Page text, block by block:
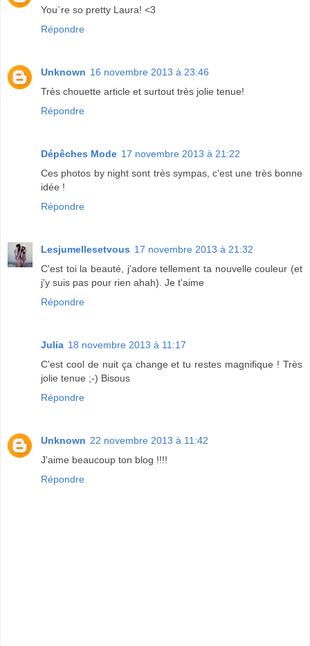
You´re so pretty Laura! <3
Répondre
Unknown 16 novembre 2013 à 23:46
Très chouette article et surtout très jolie tenue!
Répondre
Dépêches Mode 17 novembre 2013 à 21:22
Ces photos by night sont très sympas, c'est une très bonne
idée !
Répondre
Lesjumellesetvous 17 novembre 2013 à 21:32
C'est toi la beauté, j'adore tellement ta nouvelle couleur (et
j'y suis pas pour rien ahah). Je t'aime
Répondre
Julia 18 novembre 2013 à 11:17
C'est cool de nuit ça change et tu restes magnifique ! Très
jolie tenue ;-) Bisous
Répondre
Unknown 22 novembre 2013 à 11:42
J'aime beaucoup ton blog !!!!
Répondre